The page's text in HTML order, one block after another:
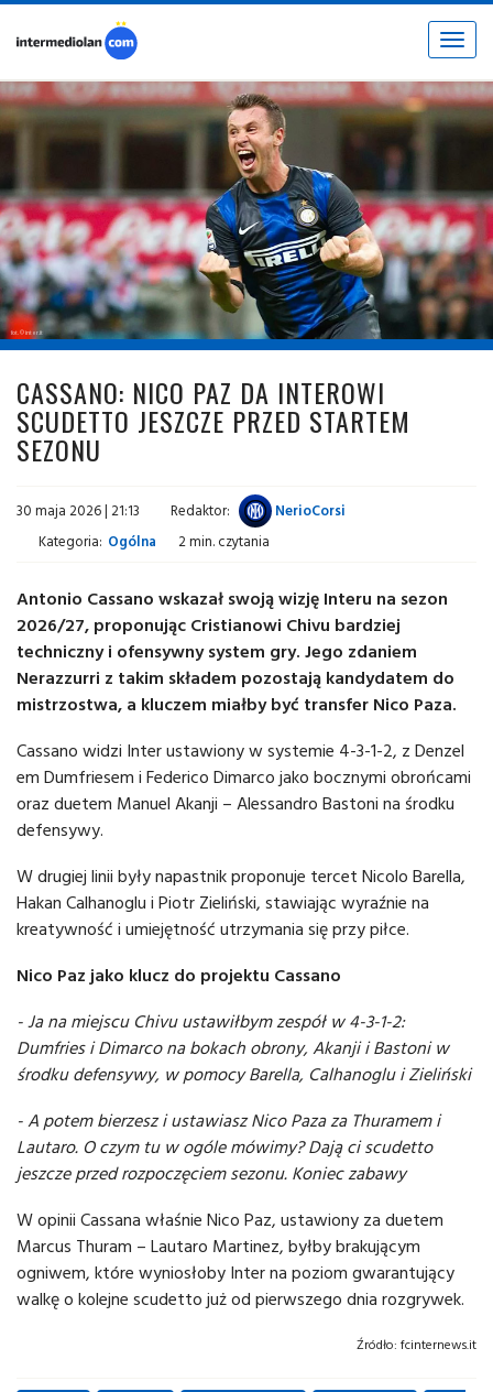
Toggle
fot. © inter.it
CASSANO: NICO PAZ DA INTEROWI
SCUDETTO JESZCZE PRZED STARTEM
SEZONU
30 maja 2026 | 21:13 Redaktor:
NerioCorsi
Kategoria: Ogólna 2 min. czytania
Antonio Cassano wskazał swoją wizję Interu na sezon
2026/27, proponując Cristianowi Chivu bardziej
techniczny i ofensywny system gry. Jego zdaniem
Nerazzurri z takim składem pozostają kandydatem do
mistrzostwa, a kluczem miałby być transfer Nico Paza.
Cassano widzi Inter ustawiony w systemie 4-3-1-2, z Denzel
em Dumfriesem i Federico Dimarco jako bocznymi obrońcami
oraz duetem Manuel Akanji – Alessandro Bastoni na środku
defensywy.
W drugiej linii były napastnik proponuje tercet Nicolo Barella,
Hakan Calhanoglu i Piotr Zieliński, stawiając wyraźnie na
kreatywność i umiejętność utrzymania się przy piłce.
Nico Paz jako klucz do projektu Cassano
- Ja na miejscu Chivu ustawiłbym zespół w 4-3-1-2:
Dumfries i Dimarco na bokach obrony, Akanji i Bastoni w
środku defensywy, w pomocy Barella, Calhanoglu i Zieliński
- A potem bierzesz i ustawiasz Nico Paza za Thuramem i
Lautaro. O czym tu w ogóle mówimy? Dają ci scudetto
jeszcze przed rozpoczęciem sezonu. Koniec zabawy
W opinii Cassana właśnie Nico Paz, ustawiony za duetem
Marcus Thuram – Lautaro Martinez, byłby brakującym
ogniwem, które wyniosłoby Inter na poziom gwarantujący
walkę o kolejne scudetto już od pierwszego dnia rozgrywek.
Źródło: fcinternews.it